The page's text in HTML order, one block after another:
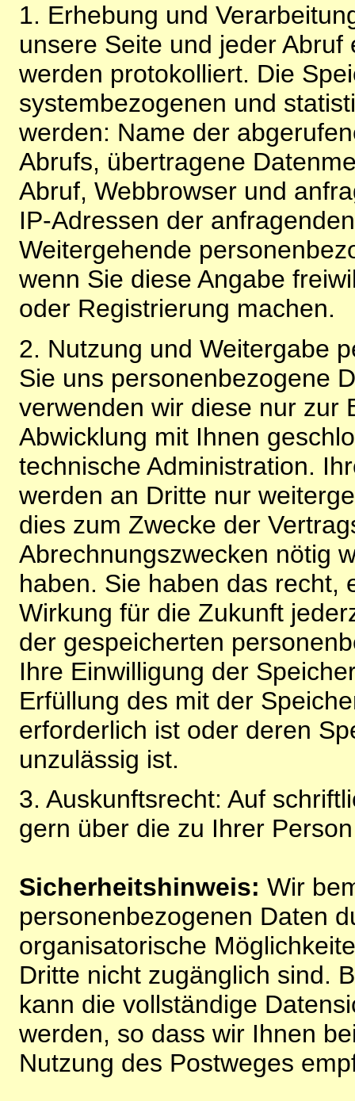
1. Erhebung und
unsere Seite und jeder
werden protokolliert. Die
systembezogenen und
werden: Name der
Abrufs, übertragene
Abruf, Webbrowser und
IP-Adressen der
Weitergehende
wenn Sie diese Angabe
oder Registrierung machen.
2. Nutzung und Weitergabe
Sie uns personenbezogene
verwenden wir diese nur zur
Abwicklung mit Ihnen
technische Administration.
werden an Dritte nur
dies zum Zwecke der
Abrechnungszwecken nötig
haben. Sie haben das recht,
Wirkung für die Zukunft
der gespeicherten
Ihre Einwilligung der
Erfüllung des mit der
erforderlich ist oder deren
unzulässig ist.
3. Auskunftsrecht: Auf
gern über die zu Ihrer
Sicherheitshinweis: Wir
personenbezogenen Daten
organisatorische
Dritte nicht zugänglich sind.
kann die vollständige
werden, so dass wir Ihnen
Nutzung des Postweges